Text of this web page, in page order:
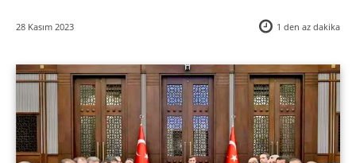
28 Kasım 2023 1 den az dakika